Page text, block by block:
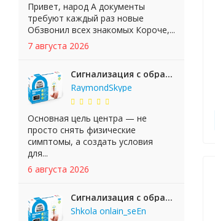
Привет, народ А документы
требуют каждый раз новые
Обзвонил всех знакомых Короче,...
7 августа 2026
Сигнализация с обратной связью StarLine E65 BT 2CAN+LIN
RaymondSkype
Основная цель центра — не
просто снять физические
симптомы, а создать условия
для...
6 августа 2026
Сигнализация с обратной связью StarLine E65 BT 2CAN+LIN
Shkola onlain_seEn